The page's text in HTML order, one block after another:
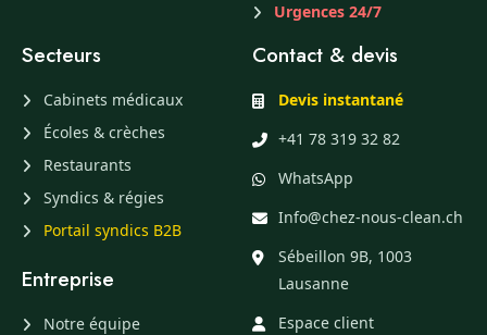
Urgences 24/7
Secteurs
Cabinets médicaux
Écoles & crèches
Restaurants
Syndics & régies
Portail syndics B2B
Entreprise
Notre équipe
Contact & devis
Devis instantané
+41 78 319 32 82
WhatsApp
Info@chez-nous-clean.ch
Sébeillon 9B, 1003
Lausanne
Espace client